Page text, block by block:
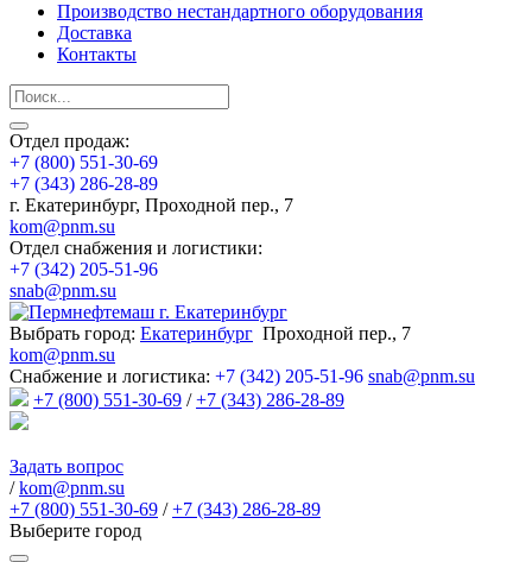
Производство нестандартного оборудования
Доставка
Контакты
Отдел продаж:
+7 (800) 551-30-69
+7 (343) 286-28-89
г. Екатеринбург, Проходной пер., 7
kom@pnm.su
Отдел снабжения и логистики:
+7 (342) 205-51-96
snab@pnm.su
Выбрать город: Екатеринбург Проходной пер., 7
kom@pnm.su
Снабжение и логистика: +7 (342) 205-51-96 snab@pnm.su
+7 (800) 551-30-69 /+7 (343) 286-28-89
Задать вопрос
/kom@pnm.su
+7 (800) 551-30-69 /+7 (343) 286-28-89
Выберите город